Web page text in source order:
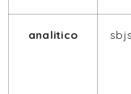
analitico